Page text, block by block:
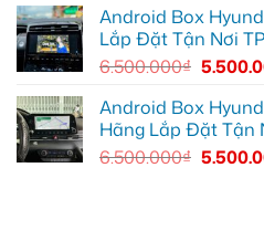
Android Box
Lắp Đặt Tận Nơi
6.500.000₫
Android Box
Hãng Lắp Đặt Tận
6.500.000₫